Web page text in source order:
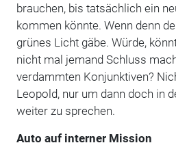
brauchen, bis tatsächlich ein
kommen könnte. Wenn denn
grünes Licht gäbe. Würde,
nicht mal jemand Schluss
verdammten Konjunktiven?
Leopold, nur um dann doch in
weiter zu sprechen.
Auto auf interner Mission